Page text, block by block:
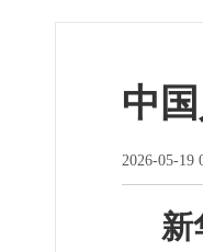
中
2026-05-
新